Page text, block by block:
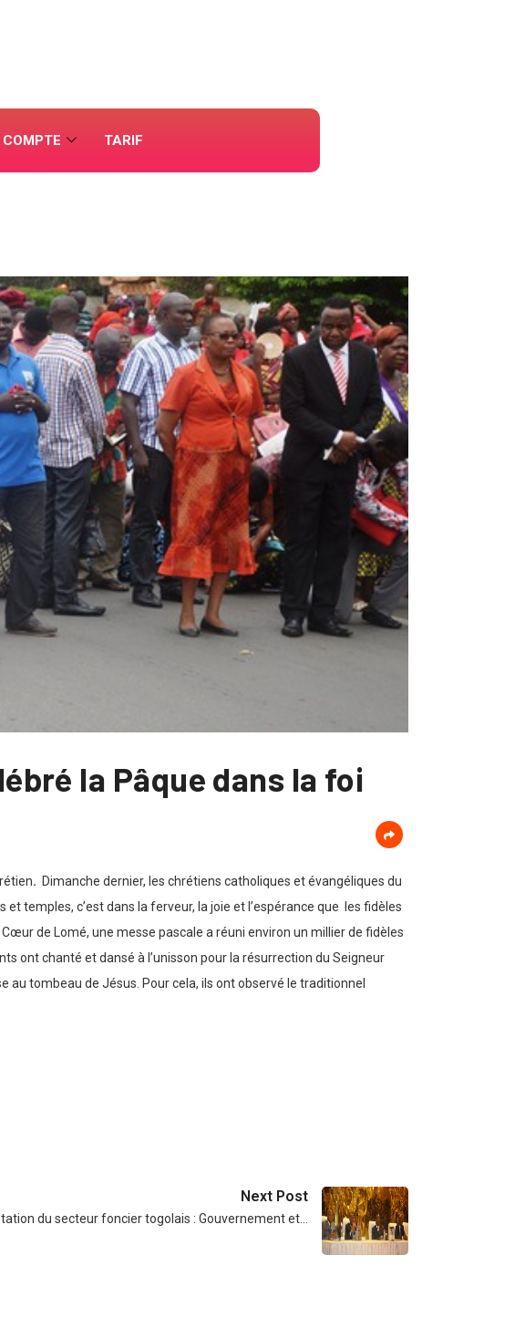
TARIF
la Pâque dans la foi
. Dimanche dernier, les chrétiens catholiques et évangéliques du
temples, c’est dans la ferveur, la joie et l’espérance que les fidèles
de Lomé, une messe pascale a réuni environ un millier de fidèles
ont chanté et dansé à l’unisson pour la résurrection du Seigneur
tombeau de Jésus. Pour cela, ils ont observé le traditionnel
Next Post
du secteur foncier togolais : Gouvernement et…